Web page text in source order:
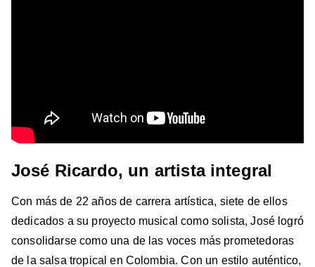
José Ricardo, un artista integral
Con más de 22 años de carrera artística, siete de ellos
dedicados a su proyecto musical como solista, José logró
consolidarse como una de las voces más prometedoras
de la salsa tropical en Colombia. Con un estilo auténtico,